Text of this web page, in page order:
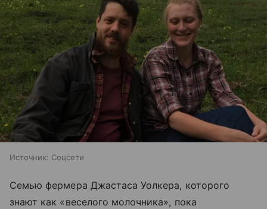
Источник: Соцсети
Семью фермера Джастаса Уолкера, которого
знают как «веселого молочника», пока